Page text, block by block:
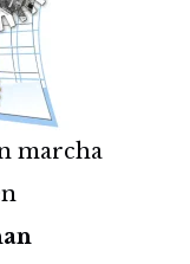
marcha